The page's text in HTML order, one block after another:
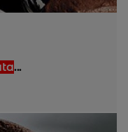
...